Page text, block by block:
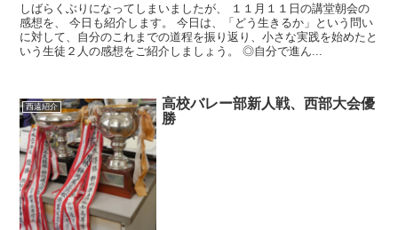
しばらくぶりになってしまいましたが、 １１月１１日の講堂朝会の
感想を、 今日も紹介します。 今日は、「どう生きるか」という問い
に対して、自分のこれまでの道程を振り返り、小さな実践を始めたと
いう生徒２人の感想をご紹介しましょう。 ◎自分で進ん...
西遠紹介
高校バレー部新人戦、西部大会優
勝